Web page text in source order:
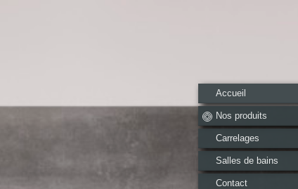
Accueil
Nos produits
Carrelages
Salles de bains
Contact